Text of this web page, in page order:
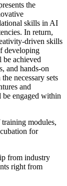
the
skills in AI
In return,
driven skills
developing
be achieved
and hands-on
necessary sets
and
engaged within
modules,
for
from industry
right from